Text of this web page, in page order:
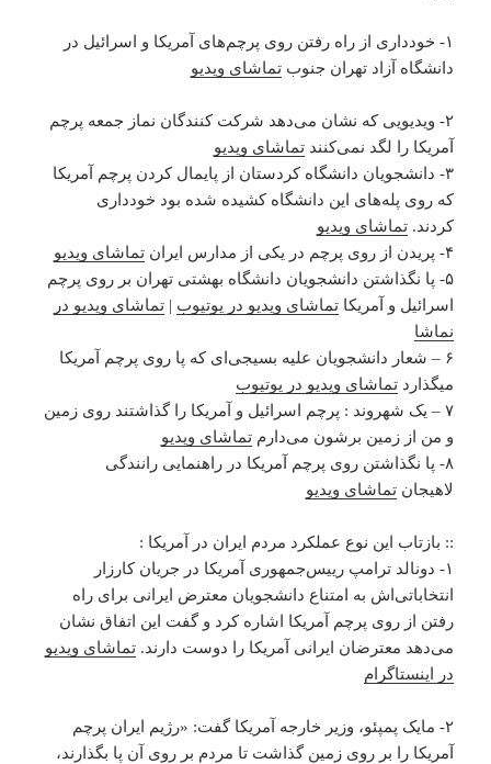
۱- خودداری از راه رفتن روی پرچم‌های آمریکا و اسرائیل در
دانشگاه آزاد تهران جنوبتماشای ویدیو
۲- ویدیویی که نشان می‌دهد شرکت کنندگان نماز جمعه پرچم
آمریکا را لگد نمی‌کنندتماشای ویدیو
۳- دانشجویان دانشگاه کردستان از پایمال کردن پرچم آمریکا
که روی پله‌های این دانشگاه کشیده شده بود خودداری
کردند.تماشای ویدیو
۴- پریدن از روی پرچم در یکی از مدارس ایران
تماشای ویدیو
۵- پا نگذاشتن دانشجویان دانشگاه بهشتی تهران بر روی پرچم
اسرائیل و آمریکاتماشای ویدیو در یوتیوب |تماشای ویدیو در
نماشا
۶ – شعار دانشجویان علیه بسیجی‌ای که پا روی پرچم آمریکا
میگذاردتماشای ویدیو در یوتیوب
۷ – یک شهروند : پرچم اسرائیل و آمریکا را گذاشتند روی زمین
و من از زمین برشون می‌دارمتماشای ویدیو
۸- ⁣پا نگذاشتن روی پرچم آمریکا در راهنمایی رانندگی
لاهیجانتماشای ویدیو
:: بازتاب این نوع عملکرد مردم ایران در آمریکا :
۱- دونالد ترامپ رییس‌جمهوری آمریکا در جریان کارزار
انتخاباتی‌اش به امتناع دانشجویان معترض ایرانی برای راه
رفتن از روی پرچم آمریکا اشاره کرد و گفت این اتفاق نشان
می‌دهد معترضان ایرانی آمریکا را دوست دارند.تماشای ویدیو
در اینستاگرام
۲- مایک پمپئو، وزیر خارجه آمریکا گفت: «رژیم ایران پرچم
آمریکا را بر روی زمین گذاشت تا مردم بر روی آن پا بگذارند،